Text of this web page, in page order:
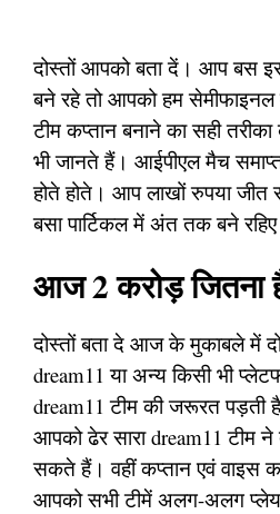
दोस्तों आपको बता दें। आप बस
बने रहे तो आपको हम सेमीफाइनल
टीम कप्तान बनाने का सही
भी जानते हैं। आईपीएल मैच
होते होते। आप लाखों रुपया
बसा पार्टिकल में अंत तक बने
आज 2 करोड़ जितना
दोस्तों बता दे आज के मुकाबले में
dream11 या अन्य किसी भी
dream11 टीम की जरूरत पड़ती
आपको ढेर सारा dream11
सकते हैं। वहीं कप्तान एवं वाइस
आपको सभी टीमें अलग-अलग